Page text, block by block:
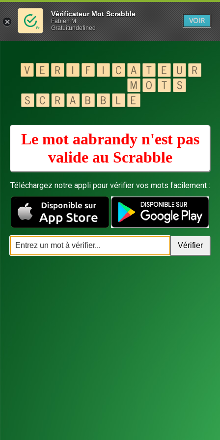
Le mot aabrandy n'est pas
valide au Scrabble
Téléchargez notre appli pour vérifier vos mots facilement :
Vérificateur Mot Scrabble
Fabien M
Gratuitundefined
VOIR